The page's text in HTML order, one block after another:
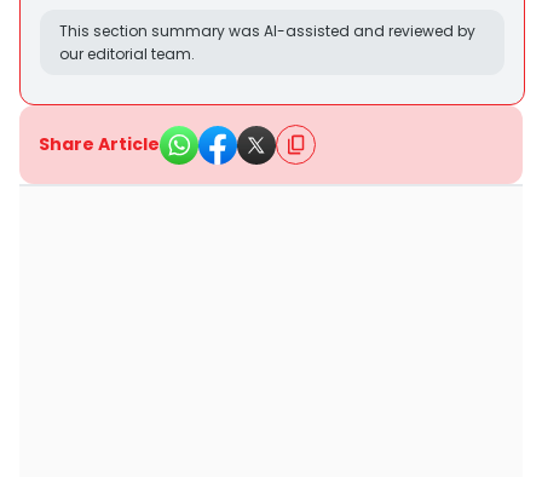
This section summary was AI-assisted and reviewed by
our editorial team.
Share Article